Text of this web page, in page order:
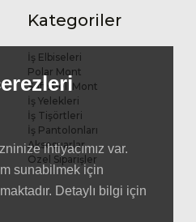
Kategoriler
İş Elbiseleri
Polar Mont
Softshell Mont
İş Yelekleri
İş Tişörtleri
İş Pantolonları
Aksesuarlar
Özel Siparişler
ihtiyacımız var.
sunabilmek için
Detaylı bilgi için